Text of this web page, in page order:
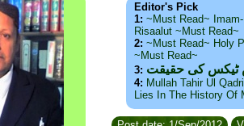
Editor's Pick
1: ~Must Read~
Risaalut ~Must Read~
2: ~Must Read~ Holy
~Must Read~
3: ٹیکس کی حقیقت
4: Mullah Tahir Ul
Lies In The History Of